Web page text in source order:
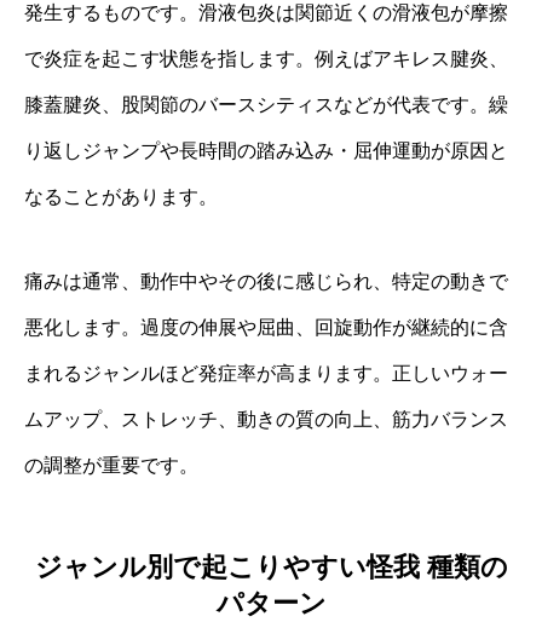
発生するものです。滑液包炎は関節近くの滑液包が摩擦
で炎症を起こす状態を指します。例えばアキレス腱炎、
膝蓋腱炎、股関節のバースシティスなどが代表です。繰
り返しジャンプや長時間の踏み込み・屈伸運動が原因と
なることがあります。
痛みは通常、動作中やその後に感じられ、特定の動きで
悪化します。過度の伸展や屈曲、回旋動作が継続的に含
まれるジャンルほど発症率が高まります。正しいウォー
ムアップ、ストレッチ、動きの質の向上、筋力バランス
の調整が重要です。
ジャンル別で起こりやすい怪我 種類の
パターン